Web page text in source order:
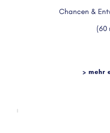
Chancen &
(60
> mehr